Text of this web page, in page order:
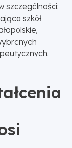
szczególności:
szkół